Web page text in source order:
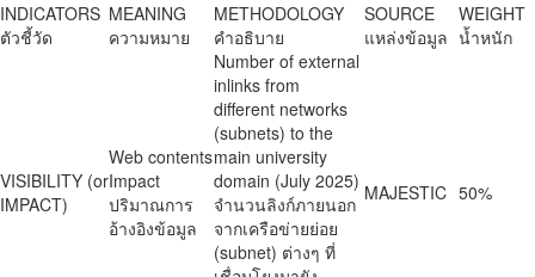
INDICATORS
ตัวชี้วัด
MEANING
ความหมาย
METHODOLOGY
คำอธิบาย
SOURCE
แหล่งข้อมูล
WEIGHT
น้ำหนัก
VISIBILITY (or
IMPACT)
Web contents
Impact
ปริมาณการ
อ้างอิงข้อมูล
Number of external
inlinks from
different networks
(subnets) to the
main university
domain (July 2025)
จำนวนลิงก์ภายนอก
จากเครือข่ายย่อย
(subnet) ต่างๆ ที่
MAJESTIC 50%